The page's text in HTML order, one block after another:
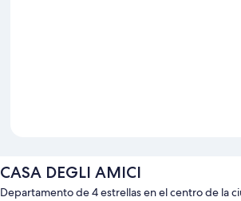
CASA DEGLI AMICI
Departamento de 4 estrellas en el centro de la